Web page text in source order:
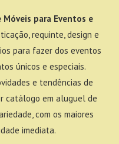
para Eventos e
requinte, design e
para fazer dos eventos
únicos e especiais.
e tendências de
catálogo em aluguel de
com os maiores
imediata.